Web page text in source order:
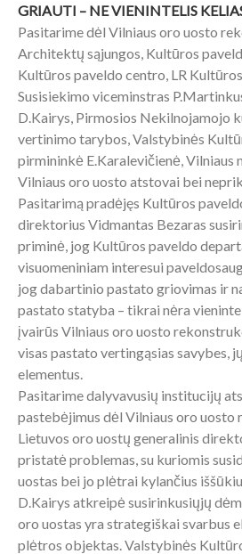
GRIAUTI – NE VIENINTELIS
Pasitarime dėl Vilniaus oro uosto
Architektų sąjungos, Kultūros
Kultūros paveldo centro, LR
Susisiekimo viceminstras
D.Kairys, Pirmosios Nekilnojamojo
vertinimo tarybos, Valstybinės
pirmininkė E.Karalevičienė, Vilniaus
Vilniaus oro uosto atstovai bei
Pasitarimą pradėjęs Kultūros
direktorius Vidmantas Bezaras
priminė, jog Kultūros paveldo
visuomeniniam interesui
jog dabartinio pastato griovimas ir
pastato statyba – tikrai nėra
įvairūs Vilniaus oro uosto
visas pastato vertingąsias savybes,
elementus.
Pasitarime dalyvavusių institucijų
pastebėjimus dėl Vilniaus oro uosto
Lietuvos oro uostų generalinis
pristatė problemas, su kuriomis
uostas bei jo plėtrai kylančius
D.Kairys atkreipė susirinkusiųjų
oro uostas yra strategiškai svarbus
plėtros objektas. Valstybinės